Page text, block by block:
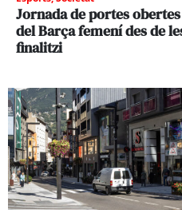
Jornada de portes
del Barça femení des de
finalitzi